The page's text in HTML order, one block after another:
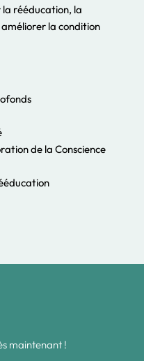
rééducation, la
la condition
de la Conscience
maintenant !